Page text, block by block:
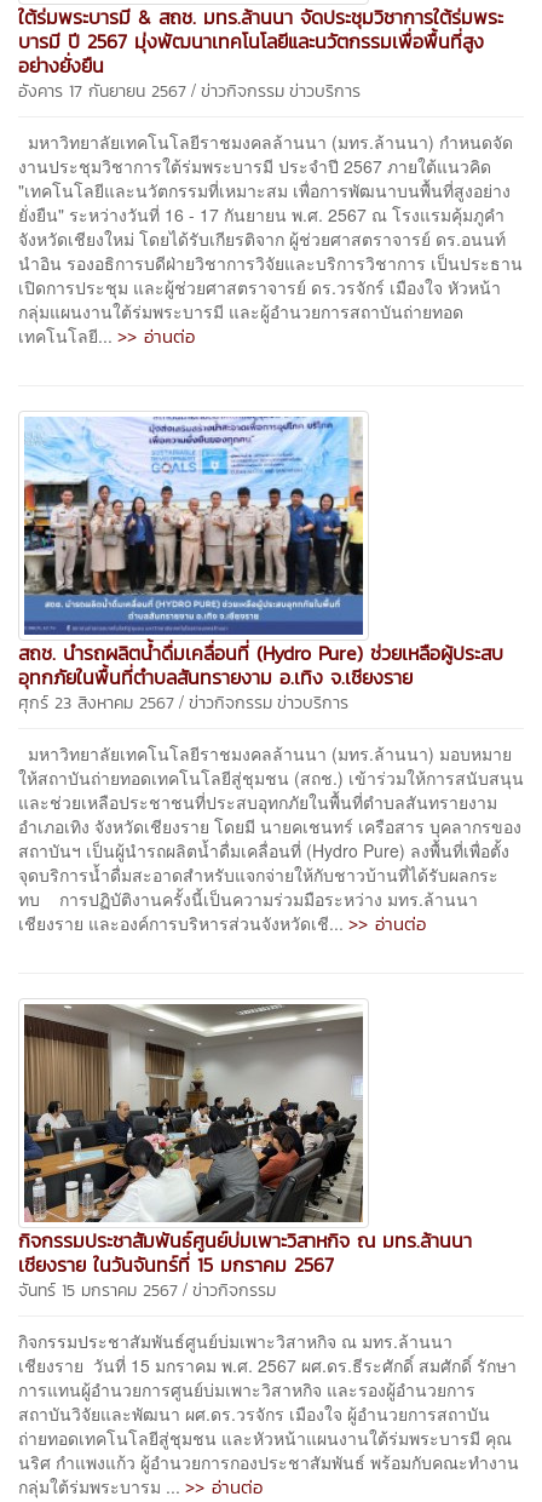
ใต้ร่มพระบารมี & สถช. มทร.ล้านนา จัดประชุมวิชาการใต้ร่มพระ
บารมี ปี 2567 มุ่งพัฒนาเทคโนโลยีและนวัตกรรมเพื่อพื้นที่สูง
อย่างยั่งยืน
อังคาร 17 กันยายน 2567 / ข่าวกิจกรรมข่าวบริการ
มหาวิทยาลัยเทคโนโลยีราชมงคลล้านนา (มทร.ล้านนา) กำหนดจัด
งานประชุมวิชาการใต้ร่มพระบารมี ประจำปี 2567 ภายใต้แนวคิด
"เทคโนโลยีและนวัตกรรมที่เหมาะสม เพื่อการพัฒนาบนพื้นที่สูงอย่าง
ยั่งยืน" ระหว่างวันที่ 16 - 17 กันยายน พ.ศ. 2567 ณ โรงแรมคุ้มภูคำ
จังหวัดเชียงใหม่ โดยได้รับเกียรติจาก ผู้ช่วยศาสตราจารย์ ดร.อนนท์
นำอิน รองอธิการบดีฝ่ายวิชาการวิจัยและบริการวิชาการ เป็นประธาน
เปิดการประชุม และผู้ช่วยศาสตราจารย์ ดร.วรจักร์ เมืองใจ หัวหน้า
กลุ่มแผนงานใต้ร่มพระบารมี และผู้อำนวยการสถาบันถ่ายทอด
เทคโนโลยี... >> อ่านต่อ
สถช. นำรถผลิตน้ำดื่มเคลื่อนที่ (Hydro Pure) ช่วยเหลือผู้ประสบ
อุทกภัยในพื้นที่ตำบลสันทรายงาม อ.เทิง จ.เชียงราย
ศุกร์ 23 สิงหาคม 2567 / ข่าวกิจกรรมข่าวบริการ
มหาวิทยาลัยเทคโนโลยีราชมงคลล้านนา (มทร.ล้านนา) มอบหมาย
ให้สถาบันถ่ายทอดเทคโนโลยีสู่ชุมชน (สถช.) เข้าร่วมให้การสนับสนุน
และช่วยเหลือประชาชนที่ประสบอุทกภัยในพื้นที่ตำบลสันทรายงาม
อำเภอเทิง จังหวัดเชียงราย โดยมี นายคเชนทร์ เครือสาร บุคลากรของ
สถาบันฯ เป็นผู้นำรถผลิตน้ำดื่มเคลื่อนที่ (Hydro Pure) ลงพื้นที่เพื่อตั้ง
จุดบริการน้ำดื่มสะอาดสำหรับแจกจ่ายให้กับชาวบ้านที่ได้รับผลกระ
ทบ การปฏิบัติงานครั้งนี้เป็นความร่วมมือระหว่าง มทร.ล้านนา
เชียงราย และองค์การบริหารส่วนจังหวัดเชี... >> อ่านต่อ
กิจกรรมประชาสัมพันธ์ศูนย์บ่มเพาะวิสาหกิจ ณ มทร.ล้านนา
เชียงราย ในวันจันทร์ที่ 15 มกราคม 2567
จันทร์ 15 มกราคม 2567 / ข่าวกิจกรรม
กิจกรรมประชาสัมพันธ์ศูนย์บ่มเพาะวิสาหกิจ ณ มทร.ล้านนา
เชียงราย วันที่ 15 มกราคม พ.ศ. 2567 ผศ.ดร.ธีระศักดิ์ สมศักดิ์ รักษา
การแทนผู้อำนวยการศูนย์บ่มเพาะวิสาหกิจ และรองผู้อำนวยการ
สถาบันวิจัยและพัฒนา ผศ.ดร.วรจักร เมืองใจ ผู้อำนวยการสถาบัน
ถ่ายทอดเทคโนโลยีสู่ชุมชน และหัวหน้าแผนงานใต้ร่มพระบารมี คุณ
นริศ กำแพงแก้ว ผู้อำนวยการกองประชาสัมพันธ์ พร้อมกับคณะทำงาน
กลุ่มใต้ร่มพระบารม ... >> อ่านต่อ